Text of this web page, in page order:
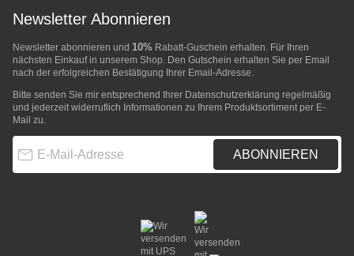
Newsletter Abonnieren
Newsletter abonnieren und 10% Rabatt-Guschein erhalten. Für Ihren
nächsten Einkauf in unserem Shop. Den Gutschein erhalten Sie per Email
nach der erfolgreichen Bestätigung Ihrer Email-Adresse.
Bitte senden Sie mir entsprechend Ihrer Datenschutzerklärung regelmäßig
und jederzeit widerruflich Informationen zu Ihrem Produktsortiment per E-
Mail zu.
ABONNIEREN